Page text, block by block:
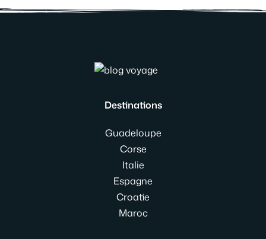
Destinations
Guadeloupe
Corse
Italie
Espagne
Croatie
Maroc